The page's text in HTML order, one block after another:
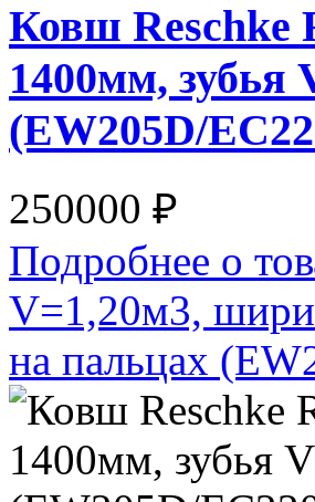
Ковш Reschke
1400мм, зубья
(EW205D/
250000 ₽
Подробнее о
V=1,20м3,
на пальцах